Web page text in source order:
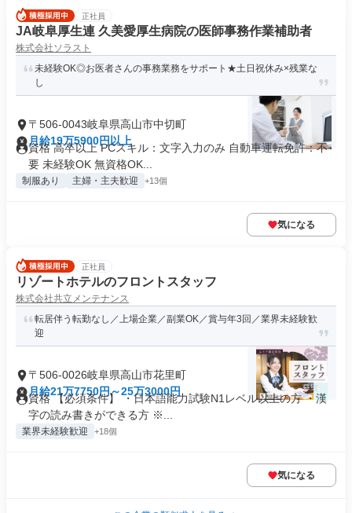
正社員
JA岐阜厚生連 久美愛厚生病院の医師事務作業補助者
株式会社ソラスト
未経験OK◎お医者さんの事務業務をサポート★土日祝休み×残業な
し
〒506-0043岐阜県高山市中切町
月給19万5900円以上
資格 高卒以上 PCスキル：文字入力のみ 自動車運転免許：不
要 未経験OK 無資格OK...
制服あり 主婦・主夫歓迎 +13個
気になる
正社員
リゾートホテルのフロントスタッフ
株式会社共立メンテナンス
転居伴う転勤なし／上場企業／副業OK／賞与年3回／業界未経験歓
迎
〒506-0026岐阜県高山市花里町
月給21万7750円～25万3000円
資格 【必須条件】 ・日本語能力試験N1レベル以上の方 ・漢
字の読み書きができる方 ※...
業界未経験歓迎 +18個
気になる